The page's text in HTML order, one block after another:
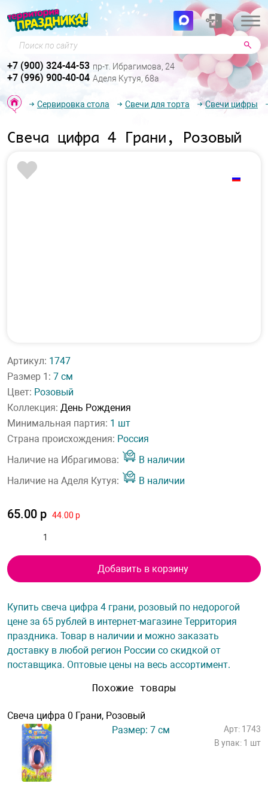
Поиск по сайту
+7 (900) 324-44-53 пр-т. Ибрагимова, 24
+7 (996) 900-40-04 Аделя Кутуя, 68а
Сервировка стола Свечи для торта Свечи цифры
Свеча цифра 4 Грани, Розовый
Артикул: 1747
Размер 1: 7 см
Цвет: Розовый
Коллекция: День Рождения
Минимальная партия: 1 шт
Страна происхождения: Россия
Наличие на Ибрагимова:
В наличии
Наличие на Аделя Кутуя:
В наличии
65.00 р 44.00 р
Добавить в корзину
Купить свеча цифра 4 грани, розовый по недорогой
цене за 65 рублей в интернет-магазине Территория
праздника. Товар в наличии и можно заказать
доставку в любой регион России со скидкой от
поставщика. Оптовые цены на весь ассортимент.
Похожие товары
Свеча цифра 0 Грани, Розовый
Размер: 7 см
Арт: 1743
В упак: 1 шт